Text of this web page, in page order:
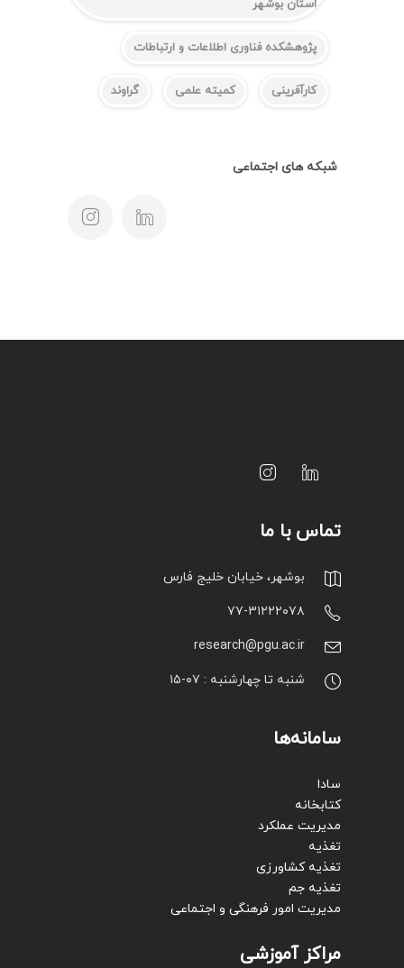
استان بوشهر
پژوهشکده فناوری اطلاعات و ارتباطات
کارآفرینی کمیته علمی گراوند
شبکه های اجتماعی
تماس با ما
بوشهر، خیابان خلیج فارس
۷۷-۳۱۲۲۲۰۷۸
research@pgu.ac.ir
شنبه تا چهارشنبه : ۰۷-۱۵
سامانه‌ها
سادا
کتابخانه
مدیریت عملکرد
تغذیه
تغذیه کشاورزی
تغذیه جم
مدیریت امور فرهنگی و اجتماعی
مراکز آموزشی